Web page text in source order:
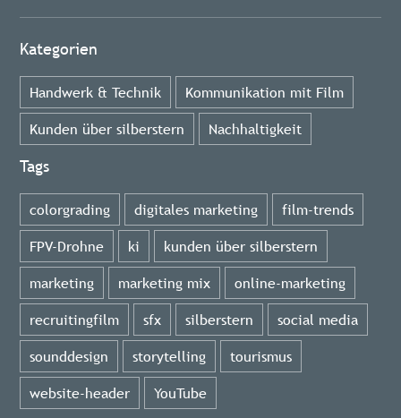
Kategorien
Handwerk & Technik
Kommunikation mit Film
Kunden über silberstern
Nachhaltigkeit
Tags
colorgrading digitales marketing
film-trends
FPV-Drohne
ki
kunden über silberstern
marketing
marketing mix
online-marketing
recruitingfilm
sfx silberstern
social media
sounddesign
storytelling
tourismus
website-header
YouTube